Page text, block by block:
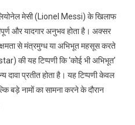
मेसी (Lionel Messi) के खिलाफ
और यादगार अनुभव होता है। अक्सर
से मंत्रमुग्ध या अभिभूत महसूस करते
की यह टिप्पणी कि ‘कोई भी अभिभूत’
प्रतीत होता है। यह टिप्पणी केवल
बड़े नामों का सामना करने के दौरान